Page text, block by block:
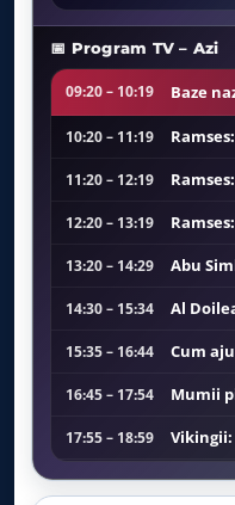
Viasat History
Live TV
Viasat Explorer
Live TV
CBS Reality
BBC Earth
TLC
TV Paprika
📅 Program TV – Azi
09:20 – 10:19 Baze
10:20 – 11:19
11:20 – 12:19
12:20 – 13:19
13:20 – 14:29 Abu
14:30 – 15:34
15:35 – 16:44 Cum
16:45 – 17:54 Mumii
17:55 – 18:59
19:00 – 20:04